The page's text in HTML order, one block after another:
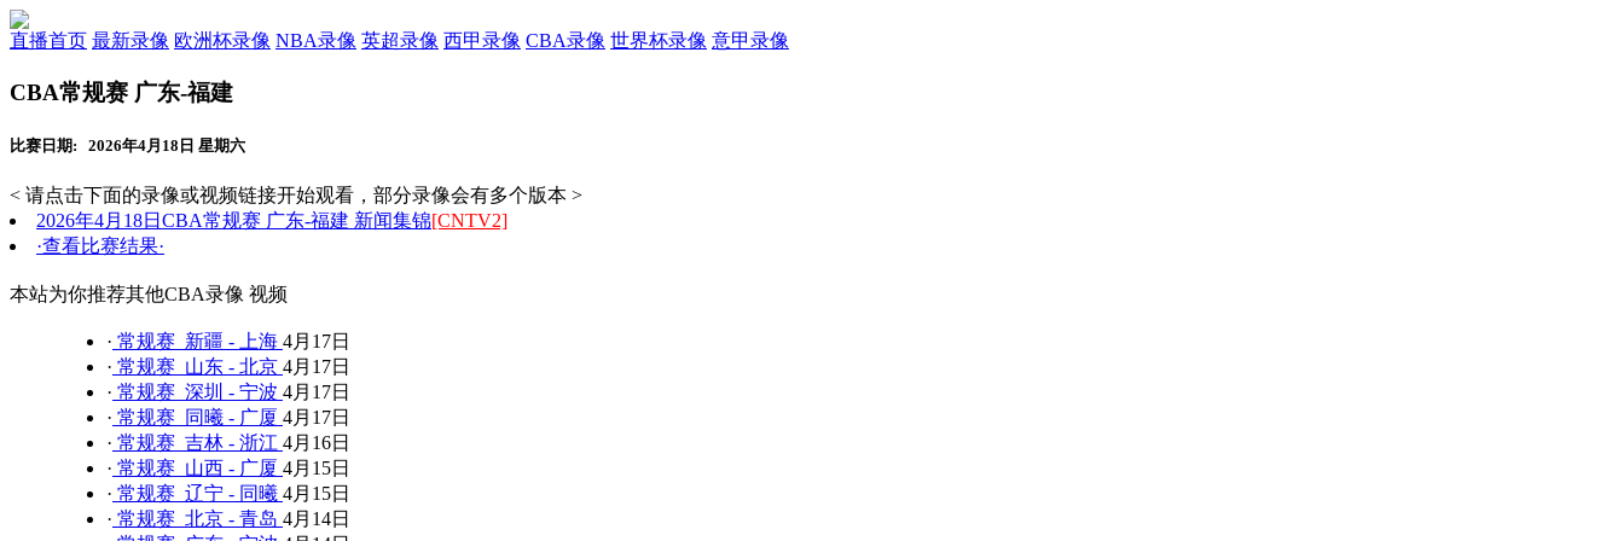
直播首页 最新录像 欧洲杯录像 NBA录像 英超录像 西甲录像 CBA录像 世界杯录像 意甲录像
CBA常规赛 广东-福建
比赛日期: 2026年4月18日 星期六
< 请点击下面的录像或视频链接开始观看，部分录像会有多个版本 >
2026年4月18日CBA常规赛 广东-福建 新闻集锦[CNTV2]
·查看比赛结果·
本站为你推荐其他CBA录像 视频
· 常规赛 新疆 - 上海 4月17日
· 常规赛 山东 - 北京 4月17日
· 常规赛 深圳 - 宁波 4月17日
· 常规赛 同曦 - 广厦 4月17日
· 常规赛 吉林 - 浙江 4月16日
· 常规赛 山西 - 广厦 4月15日
· 常规赛 辽宁 - 同曦 4月15日
· 常规赛 北京 - 青岛 4月14日